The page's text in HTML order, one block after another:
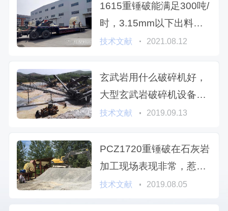
1615重锤破能满足300吨/
时，3.15mm以下出料石
灰石加工吗
技术文献 2021.08.12
玄武岩用什么破碎机好，
大型玄武岩破碎机设备多
少钱
技术文献 2019.09.13
PCZ1720重锤破在石灰岩
加工现场表现非常，惹人
关注
技术文献 2019.08.05